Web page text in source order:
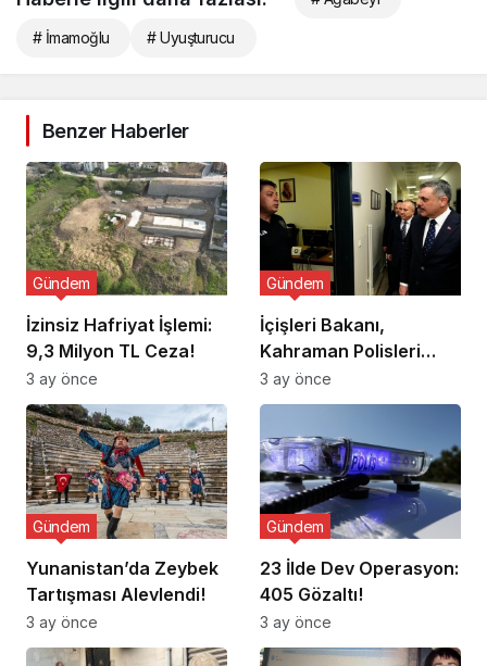
# İmamoğlu # Uyuşturucu
Benzer Haberler
İzinsiz Hafriyat İşlemi:
9,3 Milyon TL Ceza!
Gündem
3 ay önce
İçişleri Bakanı,
Kahraman Polisleri
Ziyaret Etti
Gündem
3 ay önce
Yunanistan’da Zeybek
Tartışması Alevlendi!
Gündem
3 ay önce
23 İlde Dev Operasyon:
405 Gözaltı!
Gündem
3 ay önce